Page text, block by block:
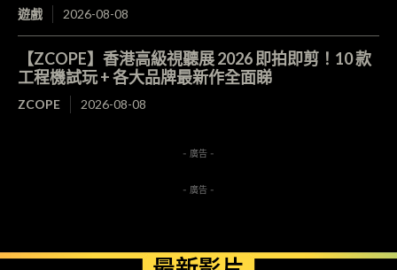
遊戲 2026-08-08
【ZCOPE】香港高級視聽展 2026 即拍即剪！10 款
工程機試玩 + 各大品牌最新作全面睇
ZCOPE 2026-08-08
- 廣告 -
- 廣告 -